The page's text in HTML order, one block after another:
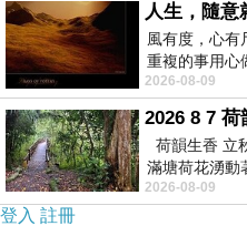
甜甜趣味對味高揚
賺到的笑容
頒獎一枚古銅勳章
掌心的金幣
暖放暮色擁夢
取悅你彩色棒棒糖
人生，隨意
風有度，心
重複的事用心
所以開心就好
2026-08-09
2026 8 7
荷韻生香 立
滿塘荷花湧動
幽泉中復有蛙
2026-08-09
登入 註冊